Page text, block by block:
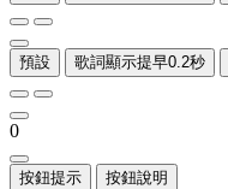
預設 歌詞顯示提早0.2秒
0
按鈕提示 按鈕說明